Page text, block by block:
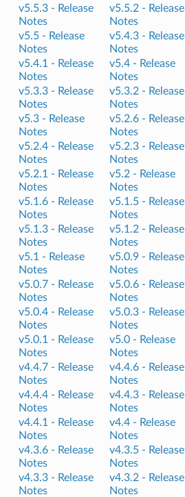
v5.5.3 - Release
Notes
v5.5.2 - Release
Notes
v5.5 - Release
Notes
v5.4.3 - Release
Notes
v5.4.1 - Release
Notes
v5.4 - Release
Notes
v5.3.3 - Release
Notes
v5.3.2 - Release
Notes
v5.3 - Release
Notes
v5.2.6 - Release
Notes
v5.2.4 - Release
Notes
v5.2.3 - Release
Notes
v5.2.1 - Release
Notes
v5.2 - Release
Notes
v5.1.6 - Release
Notes
v5.1.5 - Release
Notes
v5.1.3 - Release
Notes
v5.1.2 - Release
Notes
v5.1 - Release
Notes
v5.0.9 - Release
Notes
v5.0.7 - Release
Notes
v5.0.6 - Release
Notes
v5.0.4 - Release
Notes
v5.0.3 - Release
Notes
v5.0.1 - Release
Notes
v5.0 - Release
Notes
v4.4.7 - Release
Notes
v4.4.6 - Release
Notes
v4.4.4 - Release
Notes
v4.4.3 - Release
Notes
v4.4.1 - Release
Notes
v4.4 - Release
Notes
v4.3.6 - Release
Notes
v4.3.5 - Release
Notes
v4.3.3 - Release
Notes
v4.3.2 - Release
Notes